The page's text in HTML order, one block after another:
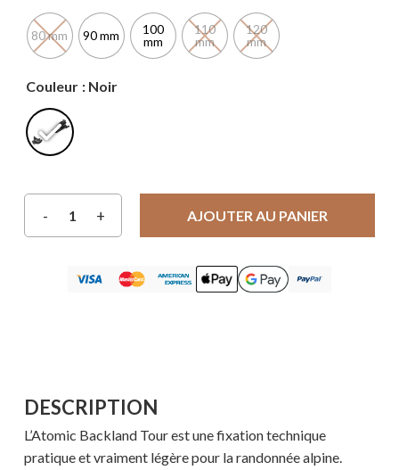
80 mm 90 mm
100
mm
110
mm
120
mm
Couleur : Noir
AJOUTER AU PANIER
DESCRIPTION
L’Atomic Backland Tour est une fixation technique
pratique et vraiment légère pour la randonnée alpine.